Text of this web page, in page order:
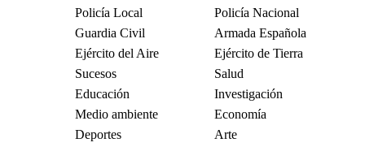
Policía Local
Policía Nacional
Guardia Civil
Armada Española
Ejército del Aire
Ejército de Tierra
Sucesos
Salud
Educación
Investigación
Medio ambiente
Economía
Deportes
Arte